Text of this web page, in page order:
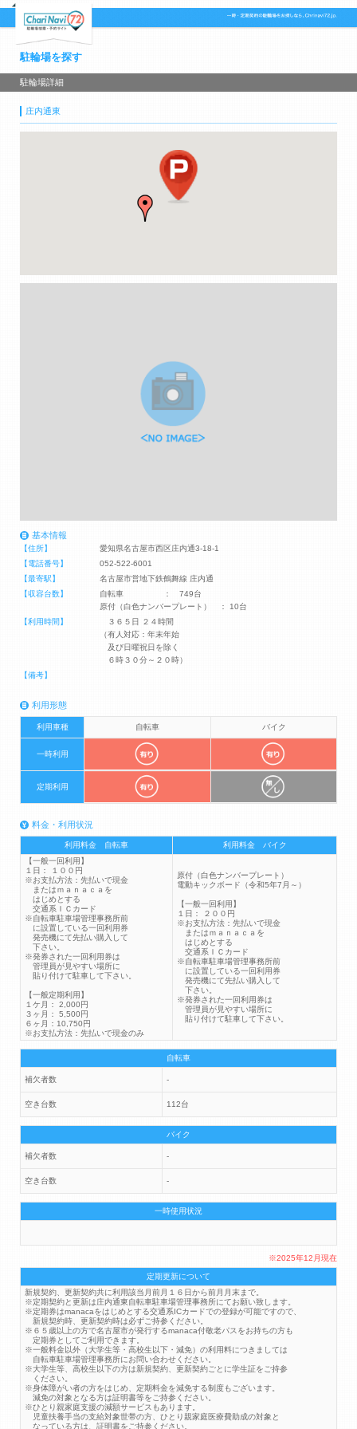
駐輪場を探す
駐輪場詳細
庄内通東
基本情報
【住所】
愛知県名古屋市西区庄内通3-18-1
【電話番号】
052-522-6001
【最寄駅】
名古屋市営地下鉄鶴舞線 庄内通
【収容台数】
自転車 ： 749台
原付（白色ナンバープレート） ： 10台
【利用時間】
３６５日 ２４時間
（有人対応：年末年始
及び日曜祝日を除く
６時３０分～２０時）
【備考】
利用形態
利用車種 自転車 バイク
一時利用
定期利用
料金・利用状況
利用料金 自転車
利用料金 バイク
【一般一回利用】
１日： １００円
※お支払方法：先払いで現金
またはｍａｎａｃａを
はじめとする
交通系ＩＣカード
※自転車駐車場管理事務所前
に設置している一回利用券
発売機にて先払い購入して
下さい。
※発券された一回利用券は
管理員が見やすい場所に
貼り付けて駐車して下さい。
【一般定期利用】
１ケ月： 2,000円
３ヶ月： 5,500円
６ヶ月：10,750円
※お支払方法：先払いで現金のみ
原付（白色ナンバープレート）
電動キックボード（令和5年7月～）
【一般一回利用】
１日： ２００円
※お支払方法：先払いで現金
またはｍａｎａｃａを
はじめとする
交通系ＩＣカード
※自転車駐車場管理事務所前
に設置している一回利用券
発売機にて先払い購入して
下さい。
※発券された一回利用券は
管理員が見やすい場所に
貼り付けて駐車して下さい。
自転車
補欠者数 -
空き台数 112台
バイク
補欠者数 -
空き台数 -
一時使用状況
※2025年12月現在
定期更新について
新規契約、更新契約共に利用該当月前月１６日から前月月末まで。
※定期契約と更新は庄内通東自転車駐車場管理事務所にてお願い致します。
※定期券はmanacaをはじめとする交通系ICカードでの登録が可能ですので、
新規契約時、更新契約時は必ずご持参ください。
※６５歳以上の方で名古屋市が発行するmanaca付敬老パスをお持ちの方も
定期券としてご利用できます。
※一般料金以外（大学生等・高校生以下・減免）の利用料につきましては
自転車駐車場管理事務所にお問い合わせください。
※大学生等、高校生以下の方は新規契約、更新契約ごとに学生証をご持参
ください。
※身体障がい者の方をはじめ、定期料金を減免する制度もございます。
減免の対象となる方は証明書等をご持参ください。
※ひとり親家庭支援の減額サービスもあります。
児童扶養手当の支給対象世帯の方、ひとり親家庭医療費助成の対象と
なっている方は、証明書をご持参ください。